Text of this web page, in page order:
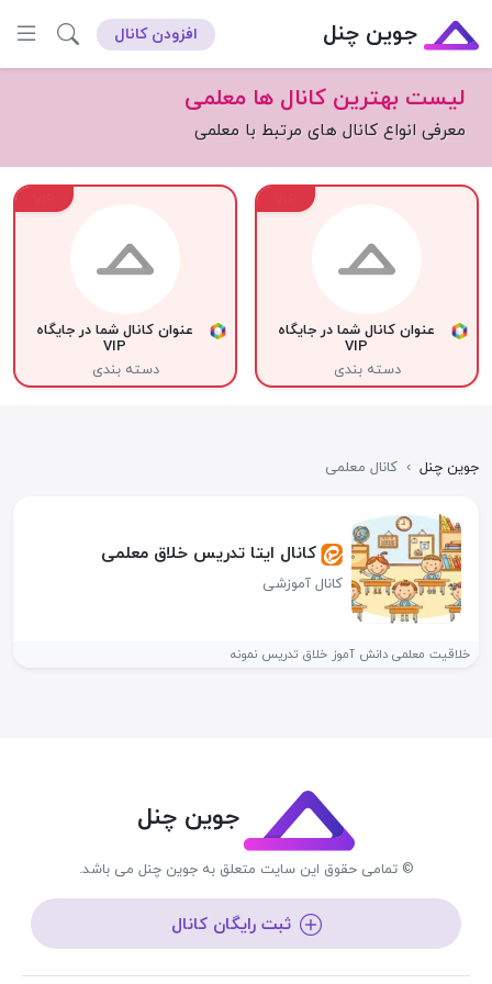
جوین چنل افزودن کانال
لیست بهترین کانال ها معلمی
معرفی انواع کانال های مرتبط با معلمی
عنوان کانال شما در جایگاه
VIP
دسته بندی
عنوان کانال شما در جایگاه
VIP
دسته بندی
جوین چنل › کانال معلمی
کانال ایتا تدریس خلاق معلمی
کانال آموزشی
خلاقیت معلمی دانش‌ آموز خلاق تدریس نمونه
جوین چنل
© تمامی حقوق این سایت متعلق به جوین چنل می باشد.
ثبت رایگان کانال